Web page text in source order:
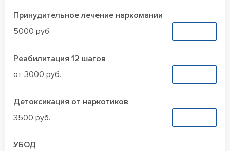
Принудительное лечение наркомании
5000 руб.
Реабилитация 12 шагов
от 3000 руб.
Детоксикация от наркотиков
3500 руб.
УБОД